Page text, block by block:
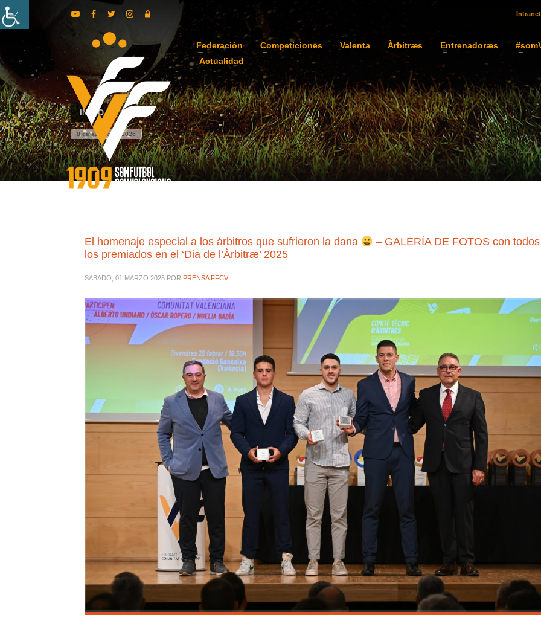
Intranet
Federación Competiciones Valenta Àrbitræs Entrenadoræs
Actualidad
INICIO
8 de agosto de 2026
El homenaje especial a los árbitros que sufrieron la dana
– GALERÍA DE FOTOS con todos
los premiados en el ‘Dia de l’Àrbitræ’ 2025
SÁBADO, 01 MARZO 2025 POR PRENSA FFCV